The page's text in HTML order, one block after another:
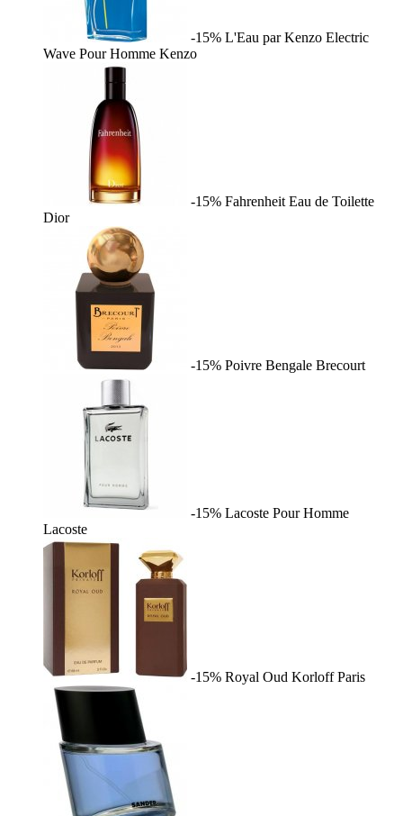
-15% L'Eau par Kenzo Electric
Wave Pour Homme Kenzo
-15% Fahrenheit Eau de Toilette
Dior
-15% Poivre Bengale Brecourt
-15% Lacoste Pour Homme
Lacoste
-15% Royal Oud Korloff Paris